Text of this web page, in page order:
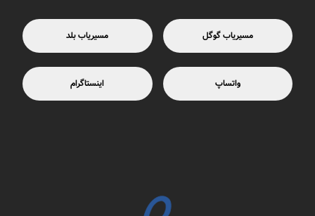
مسیریاب گوگل مسیریاب بلد
واتساپ اینستاگرام